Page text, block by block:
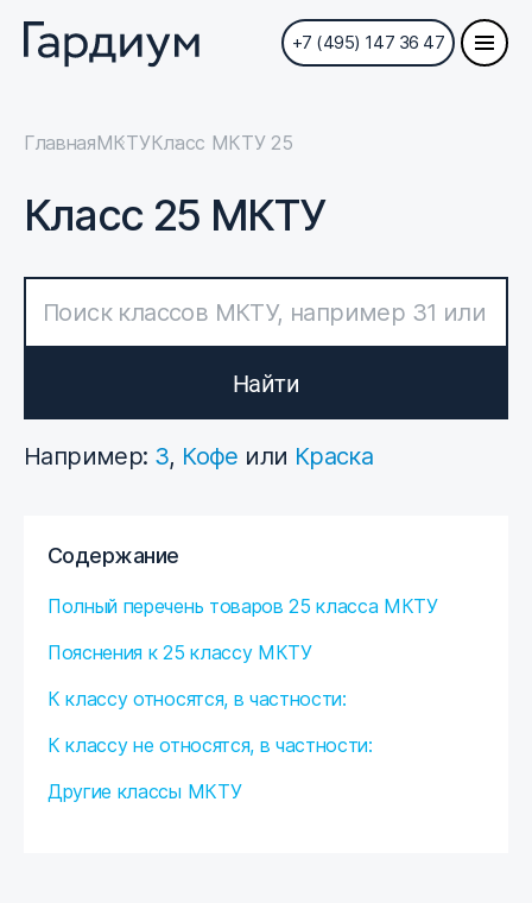
+7 (495) 147 36 47
ГлавнаяМКТУКласс МКТУ 25
Класс 25 МКТУ
Найти
Например: 3, Кофе или Краска
Содержание
Полный перечень товаров 25 класса МКТУ
Пояснения к 25 классу МКТУ
К классу относятся, в частности:
К классу не относятся, в частности:
Другие классы МКТУ